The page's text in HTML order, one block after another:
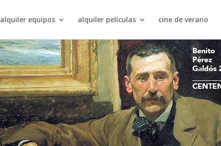
alquiler equipos alquiler películas cine de verano